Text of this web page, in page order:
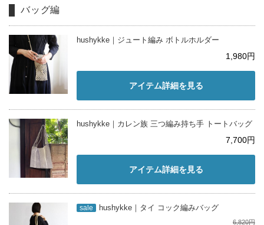
バッグ編
hushykke｜ジュート編み ボトルホルダー
1,980円
アイテム詳細を見る
hushykke｜カレン族 三つ編み持ち手 トートバッグ
7,700円
アイテム詳細を見る
sale hushykke｜タイ コック編みバッグ
6,820円